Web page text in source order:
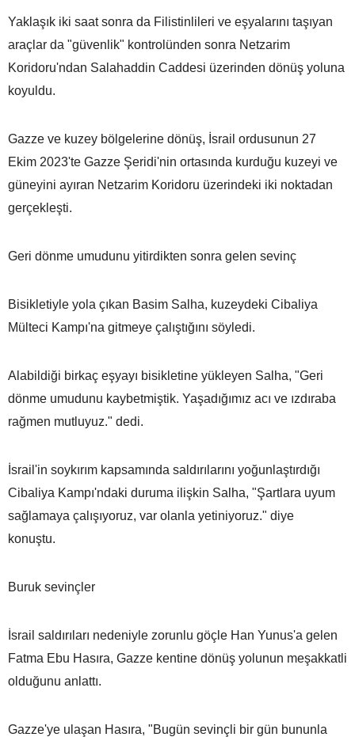
Yaklaşık iki saat sonra da Filistinlileri ve eşyalarını taşıyan
araçlar da "güvenlik" kontrolünden sonra Netzarim
Koridoru'ndan Salahaddin Caddesi üzerinden dönüş yoluna
koyuldu.
Gazze ve kuzey bölgelerine dönüş, İsrail ordusunun 27
Ekim 2023'te Gazze Şeridi'nin ortasında kurduğu kuzeyi ve
güneyini ayıran Netzarim Koridoru üzerindeki iki noktadan
gerçekleşti.
Geri dönme umudunu yitirdikten sonra gelen sevinç
Bisikletiyle yola çıkan Basim Salha, kuzeydeki Cibaliya
Mülteci Kampı'na gitmeye çalıştığını söyledi.
Alabildiği birkaç eşyayı bisikletine yükleyen Salha, "Geri
dönme umudunu kaybetmiştik. Yaşadığımız acı ve ızdıraba
rağmen mutluyuz." dedi.
İsrail'in soykırım kapsamında saldırılarını yoğunlaştırdığı
Cibaliya Kampı'ndaki duruma ilişkin Salha, "Şartlara uyum
sağlamaya çalışıyoruz, var olanla yetiniyoruz." diye
konuştu.
Buruk sevinçler
İsrail saldırıları nedeniyle zorunlu göçle Han Yunus'a gelen
Fatma Ebu Hasıra, Gazze kentine dönüş yolunun meşakkatli
olduğunu anlattı.
Gazze'ye ulaşan Hasıra, "Bugün sevinçli bir gün bununla